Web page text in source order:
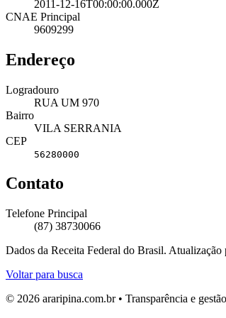
2011-12-16T00:00:00.000Z
CNAE Principal
9609299
Endereço
Logradouro
RUA UM 970
Bairro
VILA SERRANIA
CEP
56280000
Contato
Telefone Principal
(87) 38730066
Dados da Receita Federal do Brasil.
Voltar para busca
© 2026 araripina.com.br • Transparência e